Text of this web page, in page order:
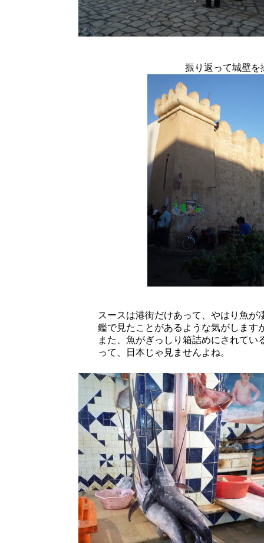
振り返って城壁を
スースは港街だけあって、やはり魚
鑑で見たことがあるような気がしま
また、魚がぎっしり箱詰めにされて
って、日本じゃ見ませんよね。